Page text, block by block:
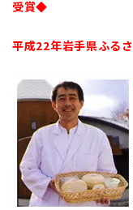
受賞◆
平成22年岩手県ふる